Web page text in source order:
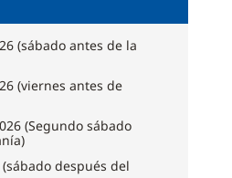
(sábado antes de la
(viernes antes de
(Segundo sábado
después del